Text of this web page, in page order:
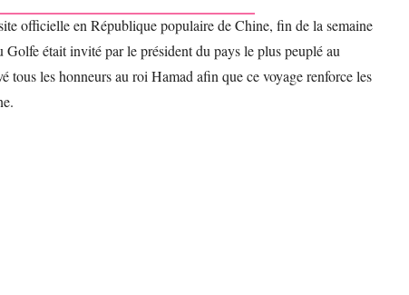
officielle en République populaire de Chine, fin de la semaine
était invité par le président du pays le plus peuplé au
tous les honneurs au roi Hamad afin que ce voyage renforce les